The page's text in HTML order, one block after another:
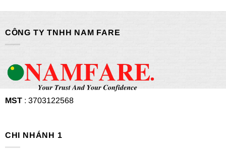
CÔNG TY TNHH NAM FARE
MST: 3703122568
CHI NHÁNH 1